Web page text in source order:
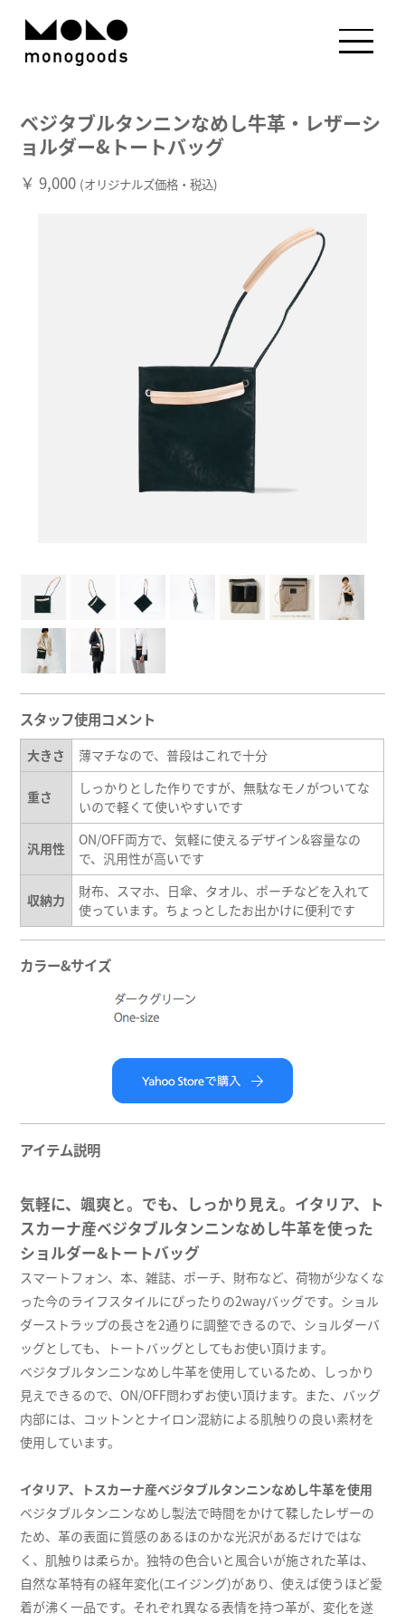
ベジタブルタンニンなめし牛革・レザーシ
ョルダー&トートバッグ
￥ 9,000 (オリジナルズ価格・税込)
スタッフ使用コメント
大きさ 薄マチなので、普段はこれで十分
重さ
しっかりとした作りですが、無駄なモノがついてな
いので軽くて使いやすいです
汎用性
ON/OFF両方で、気軽に使えるデザイン&容量なの
で、汎用性が高いです
収納力
財布、スマホ、日傘、タオル、ポーチなどを入れて
使っています。ちょっとしたお出かけに便利です
カラー&サイズ
アイテム説明
気軽に、颯爽と。でも、しっかり見え。イタリア、ト
スカーナ産ベジタブルタンニンなめし牛革を使った
ショルダー&トートバッグ
スマートフォン、本、雑誌、ポーチ、財布など、荷物が少なくな
った今のライフスタイルにぴったりの2wayバッグです。ショル
ダーストラップの長さを2通りに調整できるので、ショルダーバ
ッグとしても、トートバッグとしてもお使い頂けます。
ベジタブルタンニンなめし牛革を使用しているため、しっかり
見えできるので、ON/OFF問わずお使い頂けます。また、バッグ
内部には、コットンとナイロン混紡による肌触りの良い素材を
使用しています。
イタリア、トスカーナ産ベジタブルタンニンなめし牛革を使用
ベジタブルタンニンなめし製法で時間をかけて鞣したレザーの
ため、革の表面に質感のあるほのかな光沢があるだけではな
く、肌触りは柔らか。独特の色合いと風合いが施された革は、
自然な革特有の経年変化(エイジング)があり、使えば使うほど愛
着が沸く一品です。それぞれ異なる表情を持つ革が、変化を遂